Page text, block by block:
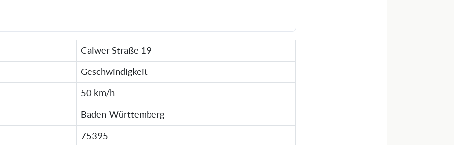
Calwer Straße 19
Geschwindigkeit
50 km/h
Baden-Württemberg
75395